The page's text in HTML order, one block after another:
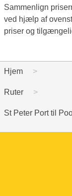
Sammenlign
ved hjælp af
priser og
Hjem
Ruter
St Peter Port til